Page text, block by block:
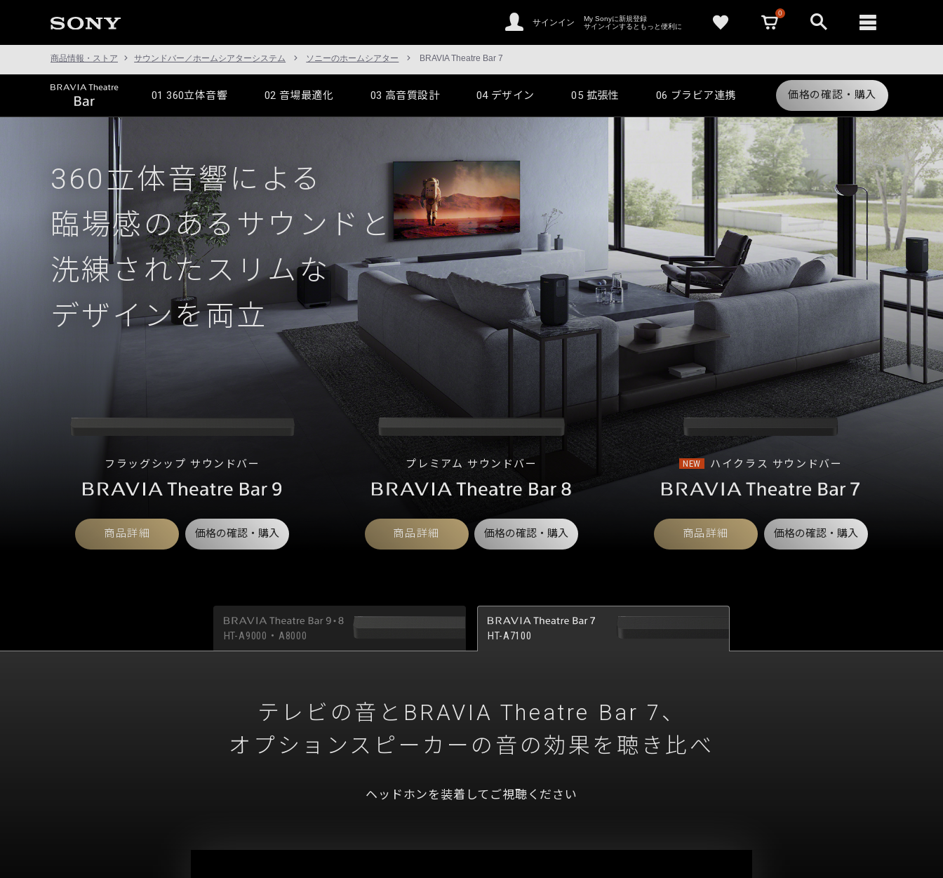
サインイン
My Sonyに新規登録
サインインするともっと便利に
0
商品情報・ストア サウンドバー／ホームシアターシステム ソニーのホームシアター BRAVIA Theatre Bar 7
01360立体音響 02音場最適化 03 高音質設計 04 デザイン 05 拡張性 06 ブラビア連携 価格の確認・購入
360立体音響による
臨場感のあるサウンドと
洗練されたスリムな
デザインを両立
フラッグシップ サウンドバー
商品詳細 価格の確認・購入
プレミアム サウンドバー
商品詳細 価格の確認・購入
NEW ハイクラス サウンドバー
商品詳細 価格の確認・購入
HT-A9000・A8000 HT-A7100
テレビの音と BRAVIA Theatre Bar 7、
オプションスピーカーの 音の効果を聴き比べ
ヘッドホンを装着してご視聴ください